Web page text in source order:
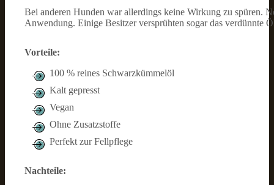
Bei anderen Hunden war allerdings keine Wirkung zu spüren.
Anwendung. Einige Besitzer versprühten sogar das
Vorteile:
100 % reines Schwarzkümmelöl
Kalt gepresst
Vegan
Ohne Zusatzstoffe
Perfekt zur Fellpflege
Nachteile: